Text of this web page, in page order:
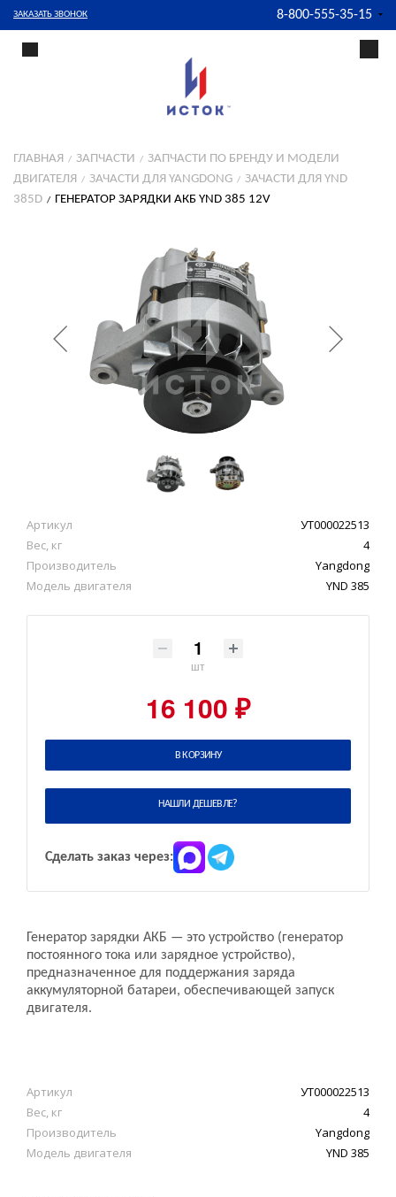
ЗАКАЗАТЬ ЗВОНОК 8-800-555-35-15
ГЛАВНАЯ ЗАПЧАСТИ
ЗАПЧАСТИ ПО БРЕНДУ И МОДЕЛИ
ДВИГАТЕЛЯ
ЗАЧАСТИ ДЛЯ YANGDONG
ЗАЧАСТИ ДЛЯ YND
385D
ГЕНЕРАТОР ЗАРЯДКИ АКБ YND 385 12V
Артикул
УТ000022513
Вес, кг
4
Производитель
Yangdong
Модель двигателя
YND 385
шт
16 100 ₽
В КОРЗИНУ
НАШЛИ ДЕШЕВЛЕ?
Сделать заказ через:
Генератор зарядки АКБ — это устройство (генератор
постоянного тока или зарядное устройство),
предназначенное для поддержания заряда
аккумуляторной батареи, обеспечивающей запуск
двигателя.
Артикул
УТ000022513
Вес, кг
4
Производитель
Yangdong
Модель двигателя
YND 385